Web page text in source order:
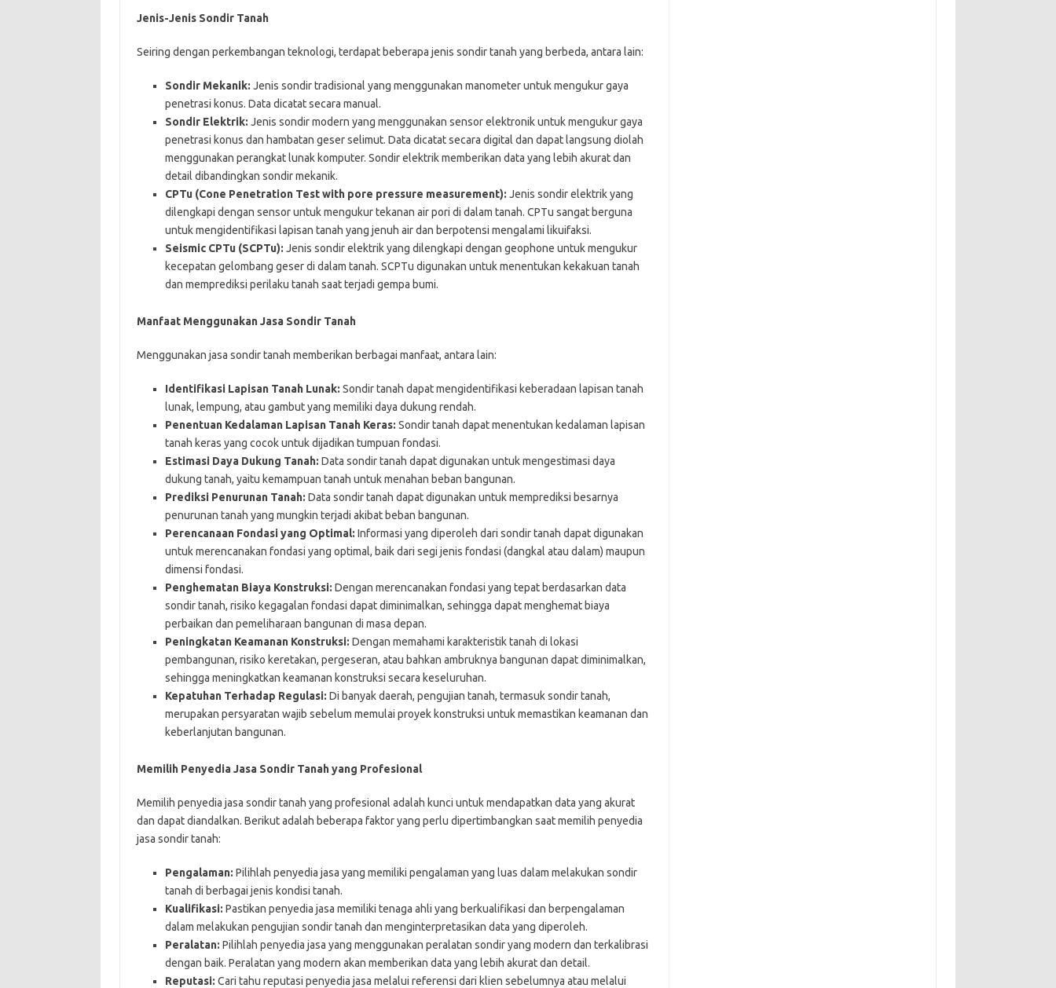
Jenis-Jenis Sondir Tanah
Seiring dengan perkembangan teknologi, terdapat beberapa jenis sondir tanah yang berbeda, antara lain:
Sondir Mekanik: Jenis sondir tradisional yang menggunakan manometer untuk mengukur gaya
penetrasi konus. Data dicatat secara manual.
Sondir Elektrik: Jenis sondir modern yang menggunakan sensor elektronik untuk mengukur gaya
penetrasi konus dan hambatan geser selimut. Data dicatat secara digital dan dapat langsung diolah
menggunakan perangkat lunak komputer. Sondir elektrik memberikan data yang lebih akurat dan
detail dibandingkan sondir mekanik.
CPTu (Cone Penetration Test with pore pressure measurement): Jenis sondir elektrik yang
dilengkapi dengan sensor untuk mengukur tekanan air pori di dalam tanah. CPTu sangat berguna
untuk mengidentifikasi lapisan tanah yang jenuh air dan berpotensi mengalami likuifaksi.
Seismic CPTu (SCPTu): Jenis sondir elektrik yang dilengkapi dengan geophone untuk mengukur
kecepatan gelombang geser di dalam tanah. SCPTu digunakan untuk menentukan kekakuan tanah
dan memprediksi perilaku tanah saat terjadi gempa bumi.
Manfaat Menggunakan Jasa Sondir Tanah
Menggunakan jasa sondir tanah memberikan berbagai manfaat, antara lain:
Identifikasi Lapisan Tanah Lunak: Sondir tanah dapat mengidentifikasi keberadaan lapisan tanah
lunak, lempung, atau gambut yang memiliki daya dukung rendah.
Penentuan Kedalaman Lapisan Tanah Keras: Sondir tanah dapat menentukan kedalaman lapisan
tanah keras yang cocok untuk dijadikan tumpuan fondasi.
Estimasi Daya Dukung Tanah: Data sondir tanah dapat digunakan untuk mengestimasi daya
dukung tanah, yaitu kemampuan tanah untuk menahan beban bangunan.
Prediksi Penurunan Tanah: Data sondir tanah dapat digunakan untuk memprediksi besarnya
penurunan tanah yang mungkin terjadi akibat beban bangunan.
Perencanaan Fondasi yang Optimal: Informasi yang diperoleh dari sondir tanah dapat digunakan
untuk merencanakan fondasi yang optimal, baik dari segi jenis fondasi (dangkal atau dalam) maupun
dimensi fondasi.
Penghematan Biaya Konstruksi: Dengan merencanakan fondasi yang tepat berdasarkan data
sondir tanah, risiko kegagalan fondasi dapat diminimalkan, sehingga dapat menghemat biaya
perbaikan dan pemeliharaan bangunan di masa depan.
Peningkatan Keamanan Konstruksi: Dengan memahami karakteristik tanah di lokasi
pembangunan, risiko keretakan, pergeseran, atau bahkan ambruknya bangunan dapat diminimalkan,
sehingga meningkatkan keamanan konstruksi secara keseluruhan.
Kepatuhan Terhadap Regulasi: Di banyak daerah, pengujian tanah, termasuk sondir tanah,
merupakan persyaratan wajib sebelum memulai proyek konstruksi untuk memastikan keamanan dan
keberlanjutan bangunan.
Memilih Penyedia Jasa Sondir Tanah yang Profesional
Memilih penyedia jasa sondir tanah yang profesional adalah kunci untuk mendapatkan data yang akurat
dan dapat diandalkan. Berikut adalah beberapa faktor yang perlu dipertimbangkan saat memilih penyedia
jasa sondir tanah:
Pengalaman: Pilihlah penyedia jasa yang memiliki pengalaman yang luas dalam melakukan sondir
tanah di berbagai jenis kondisi tanah.
Kualifikasi: Pastikan penyedia jasa memiliki tenaga ahli yang berkualifikasi dan berpengalaman
dalam melakukan pengujian sondir tanah dan menginterpretasikan data yang diperoleh.
Peralatan: Pilihlah penyedia jasa yang menggunakan peralatan sondir yang modern dan terkalibrasi
dengan baik. Peralatan yang modern akan memberikan data yang lebih akurat dan detail.
Reputasi: Cari tahu reputasi penyedia jasa melalui referensi dari klien sebelumnya atau melalui